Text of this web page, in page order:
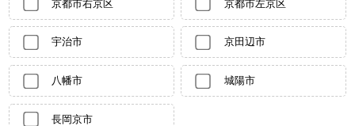
京都市右京区 京都市左京区
宇治市 京田辺市
八幡市 城陽市
長岡京市